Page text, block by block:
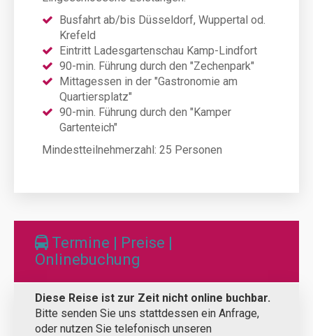
Busfahrt ab/bis Düsseldorf, Wuppertal od.
Krefeld
Eintritt Ladesgartenschau Kamp-Lindfort
90-min. Führung durch den "Zechenpark"
Mittagessen in der "Gastronomie am
Quartiersplatz"
90-min. Führung durch den "Kamper
Gartenteich"
Mindestteilnehmerzahl: 25 Personen
Termine | Preise |
Onlinebuchung
Diese Reise ist zur Zeit nicht online buchbar.
Bitte senden Sie uns stattdessen ein Anfrage,
oder nutzen Sie telefonisch unseren